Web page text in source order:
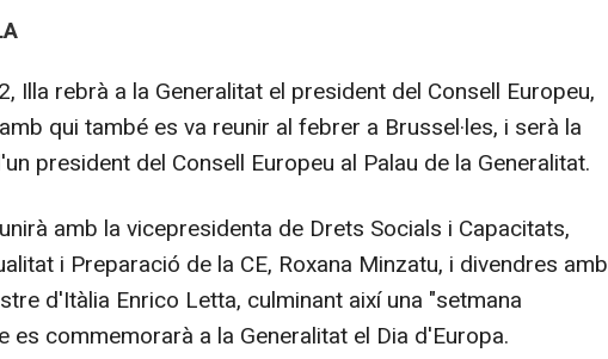
Illa rebrà a la Generalitat el president del Consell Europeu,
qui també es va reunir al febrer a Brussel·les, i serà la
president del Consell Europeu al Palau de la Generalitat.
amb la vicepresidenta de Drets Socials i Capacitats,
i Preparació de la CE, Roxana Minzatu, i divendres amb
d'Itàlia Enrico Letta, culminant així una "setmana
es commemorarà a la Generalitat el Dia d'Europa.